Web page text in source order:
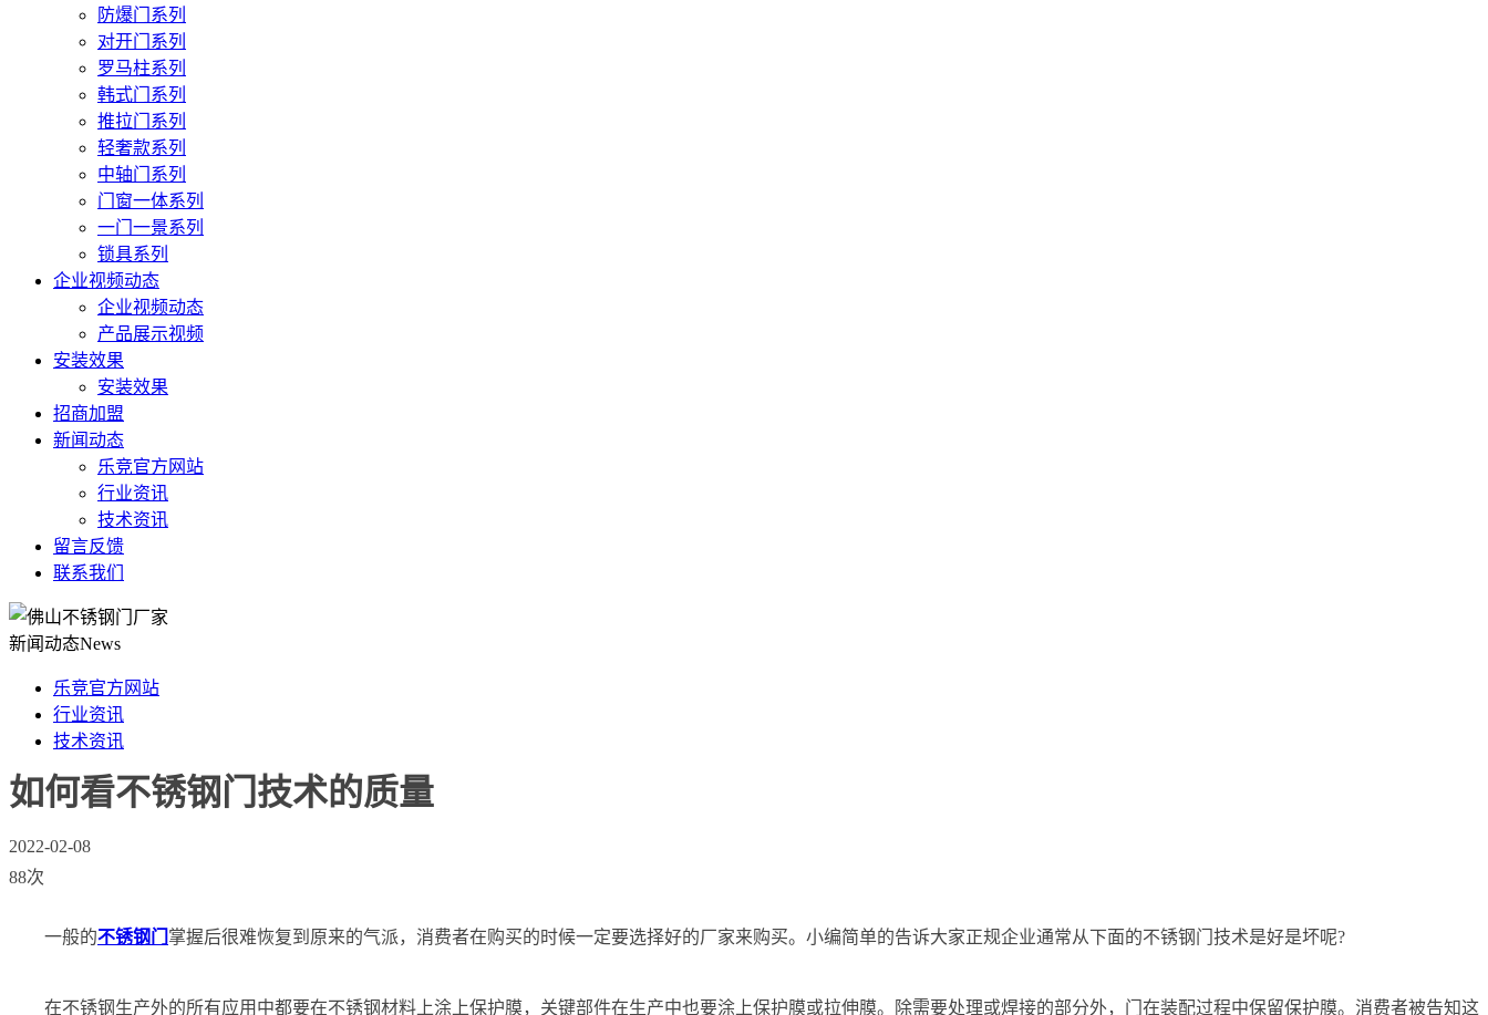
防爆门系列
对开门系列
罗马柱系列
韩式门系列
推拉门系列
轻奢款系列
中轴门系列
门窗一体系列
一门一景系列
锁具系列
企业视频动态
企业视频动态
产品展示视频
安装效果
安装效果
招商加盟
新闻动态
乐竞官方网站
行业资讯
技术资讯
留言反馈
联系我们
新闻动态News
乐竞官方网站
行业资讯
技术资讯
如何看不锈钢门技术的质量
2022-02-08
88次
一般的不锈钢门 掌握后很难恢复到原来的气派，消费者在购买的时候一定要选择好的厂家来购买。小编简单的告诉大家正规企业通常从下面的不锈钢门技术是好是坏呢?
在不锈钢生产外的所有应用中都要在不锈钢材料上涂上保护膜，关键部件在生产中也要涂上保护膜或拉伸膜。除需要处理或焊接的部分外，门在装配过程中保留保护膜。消费者被告知这